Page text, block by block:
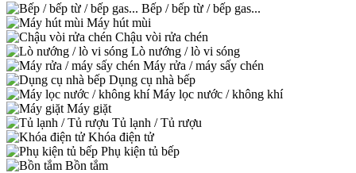
Bếp / bếp từ / bếp gas...
Máy hút mùi
Chậu vòi rửa chén
Lò nướng / lò vi sóng
Máy rửa / máy sấy chén
Dụng cụ nhà bếp
Máy lọc nước / không khí
Máy giặt
Tủ lạnh / Tủ rượu
Khóa điện tử
Phụ kiện tủ bếp
Bồn tắm